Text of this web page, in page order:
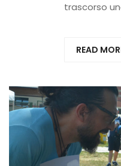
trascorso
READ